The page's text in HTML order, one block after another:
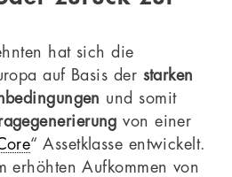
hat sich die
auf Basis der starken
und somit
von einer
“ Assetklasse entwickelt.
erhöhten Aufkommen von